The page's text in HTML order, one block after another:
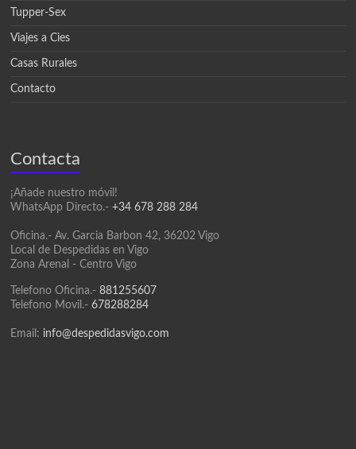
Tupper-Sex
Viajes a Cies
Casas Rurales
Contacto
Contacta
¡Añade nuestro móvil!
WhatsApp Directo.-+34 678 288 284
Oficina.- Av. Garcia Barbon 42, 36202 Vigo
Local de Despedidas en Vigo
Zona Arenal - Centro Vigo
Telefono Oficina.-881255607
Telefono Movil.-678288284
Email: info@despedidasvigo.com